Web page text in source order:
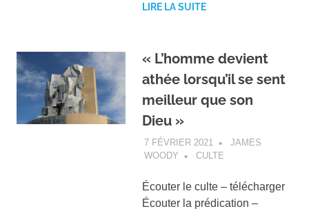
LIRE LA SUITE
« L’homme devient
athée lorsqu’il se sent
meilleur que son
Dieu »
7 FÉVRIER 2021
JAMES
WOODY
CULTE
Écouter le culte – télécharger
Écouter la prédication –